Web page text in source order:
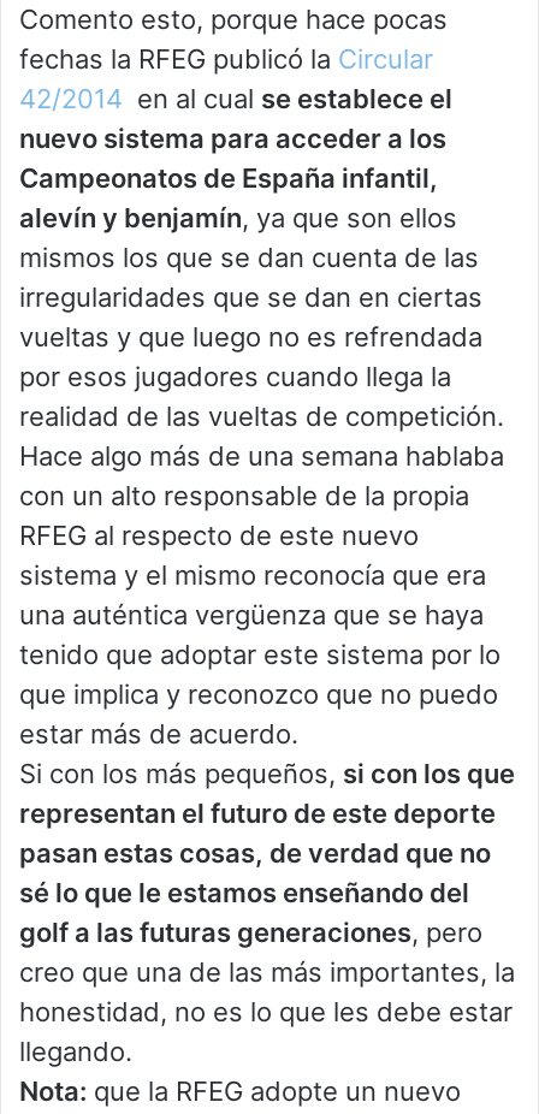
Comento esto, porque hace pocas
fechas la RFEG publicó la Circular
42/2014 en al cual se establece el
nuevo sistema para acceder a los
Campeonatos de España infantil,
alevín y benjamín, ya que son ellos
mismos los que se dan cuenta de las
irregularidades que se dan en ciertas
vueltas y que luego no es refrendada
por esos jugadores cuando llega la
realidad de las vueltas de competición.
Hace algo más de una semana hablaba
con un alto responsable de la propia
RFEG al respecto de este nuevo
sistema y el mismo reconocía que era
una auténtica vergüenza que se haya
tenido que adoptar este sistema por lo
que implica y reconozco que no puedo
estar más de acuerdo.
Si con los más pequeños, si con los que
representan el futuro de este deporte
pasan estas cosas, de verdad que no
sé lo que le estamos enseñando del
golf a las futuras generaciones, pero
creo que una de las más importantes, la
honestidad, no es lo que les debe estar
llegando.
Nota: que la RFEG adopte un nuevo